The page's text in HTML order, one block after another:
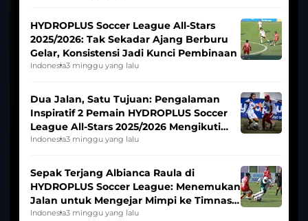
HYDROPLUS Soccer League All-Stars
2025/2026: Tak Sekadar Ajang Berburu
Gelar, Konsistensi Jadi Kunci Pembinaan
Indonesia3 minggu yang lalu
Dua Jalan, Satu Tujuan: Pengalaman
Inspiratif 2 Pemain HYDROPLUS Soccer
League All-Stars 2025/2026 Mengikuti
Seleksi Timnas Indonesia Putri
Indonesia3 minggu yang lalu
Sepak Terjang Albianca Raula di
HYDROPLUS Soccer League: Menemukan
Jalan untuk Mengejar Mimpi ke Timnas
Indonesia Putri
Indonesia3 minggu yang lalu